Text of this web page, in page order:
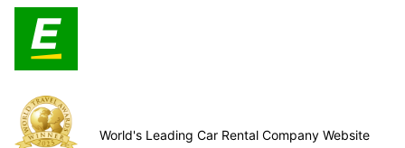
World's Leading Car Rental Company Website